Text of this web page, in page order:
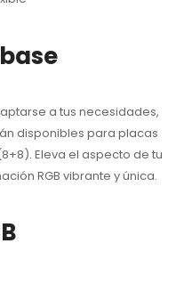
a tus necesidades,
disponibles para placas
Eleva el aspecto de tu
RGB vibrante y única.